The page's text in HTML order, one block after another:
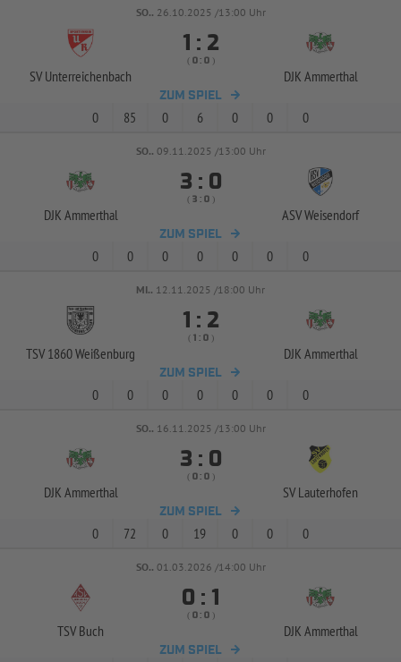
SO.. 26.10.2025 /13:00 Uhr
SV Unterreichenbach
 : 
( :  )
DJK Ammerthal
ZUM SPIEL
0 85 0 6 0 0 0
SO.. 09.11.2025 /13:00 Uhr
DJK Ammerthal
 : 
(  :  )
ASV Weisendorf
ZUM SPIEL
0 0 0 0 0 0 0
MI.. 12.11.2025 /18:00 Uhr
TSV 1860 Weißenburg
 : 
(  :  )
DJK Ammerthal
ZUM SPIEL
0 0 0 0 0 0 0
SO.. 16.11.2025 /13:00 Uhr
DJK Ammerthal
 : 
( :  )
SV Lauterhofen
ZUM SPIEL
0 72 0 19 0 0 0
SO.. 01.03.2026 /14:00 Uhr
TSV Buch
 : 
( :  )
DJK Ammerthal
ZUM SPIEL